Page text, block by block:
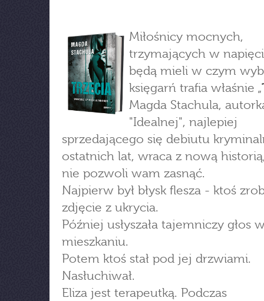
Miłośnicy mocnych,
trzymających w
będą mieli w czym
księgarń trafia właśnie „
Magda Stachula,
"Idealnej", najlepiej
sprzedającego się debiutu
ostatnich lat, wraca z nową
nie pozwoli wam zasnąć.
Najpierw był błysk flesza - ktoś
zdjęcie z ukrycia.
Później usłyszała tajemniczy głos
mieszkaniu.
Potem ktoś stał pod jej drzwiami.
Nasłuchiwał.
Eliza jest terapeutką. Podczas